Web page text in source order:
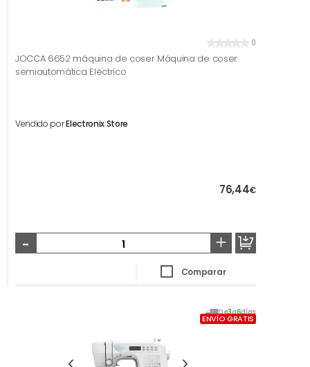
0
JOCCA 6652 máquina de coser Máquina de coser
semiautomática Eléctrico
Vendido porElectronix Store
76,44€
- +
Comparar
De3a6días
ENVÍO GRATIS